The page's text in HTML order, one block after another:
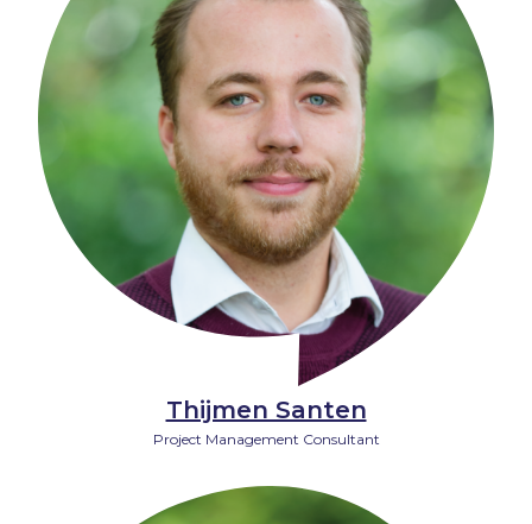
Thijmen Santen
Project Management Consultant